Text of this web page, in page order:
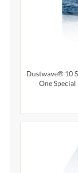
Dustwave® 10
One
Mikrovlies mit